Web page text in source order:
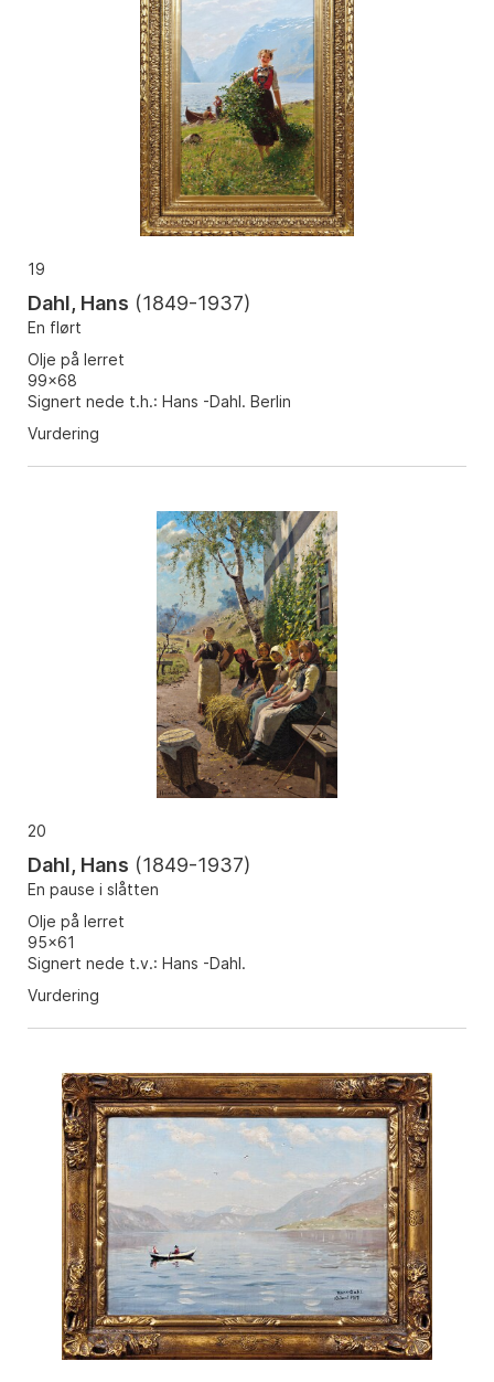
19
Dahl, Hans (1849-1937)
En flørt
Olje på lerret
99x68
Signert nede t.h.: Hans -Dahl. Berlin
Vurdering
20
Dahl, Hans (1849-1937)
En pause i slåtten
Olje på lerret
95x61
Signert nede t.v.: Hans -Dahl.
Vurdering